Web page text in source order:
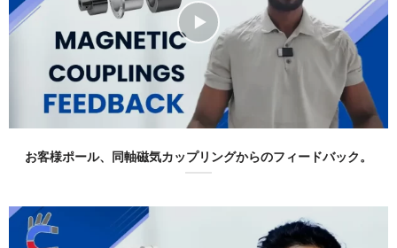
お客様ポール、同軸磁気カップリングからのフィードバック。